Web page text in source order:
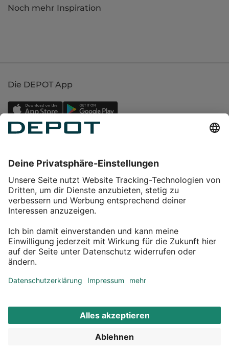
Noch mehr Inspiration
Die DEPOT App
Service
Über DEPOT
Kontakt
Aktionsbedingungen